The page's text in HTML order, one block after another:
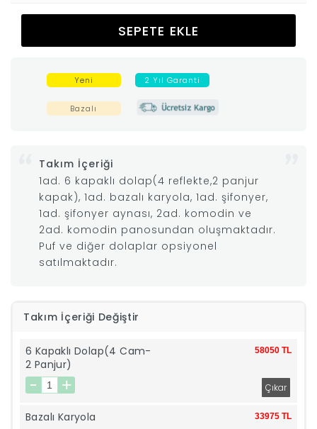
Uykular
Genç
Tamamlayıcı
Ürünler
Afilli
Yaz
SEPETE EKLE
Yeni 2 Yıl Garanti
Bazalı
Takım İçeriği
1ad. 6 kapaklı dolap(4 reflekte,2 panjur
kapak), 1ad. bazalı karyola, 1ad. şifonyer,
1ad. şifonyer aynası, 2ad. komodin ve
2ad. komodin panosundan oluşmaktadır.
Puf ve diğer dolaplar opsiyonel
satılmaktadır.
Takım İçeriği Değiştir
6 Kapaklı Dolap(4 Cam-
2 Panjur)
58050 TL
Bazalı Karyola 33975 TL